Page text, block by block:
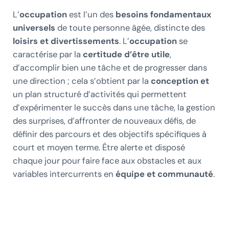
L’occupationest l’un des besoins fondamentaux
universels de toute personne âgée, distincte des
loisirs et divertissements. L’occupationse
caractérise par la certitude d’être utile,
d’accomplir bien une tâche et de progresser dans
une direction ; cela s’obtient par la conception et
un plan structuré d’activités qui permettent
d’expérimenter le succès dans une tâche, la gestion
des surprises, d’affronter de nouveaux défis, de
définir des parcours et des objectifs spécifiques à
court et moyen terme. Être alerte et disposé
chaque jour pour faire face aux obstacles et aux
variables intercurrents en équipe et communauté.